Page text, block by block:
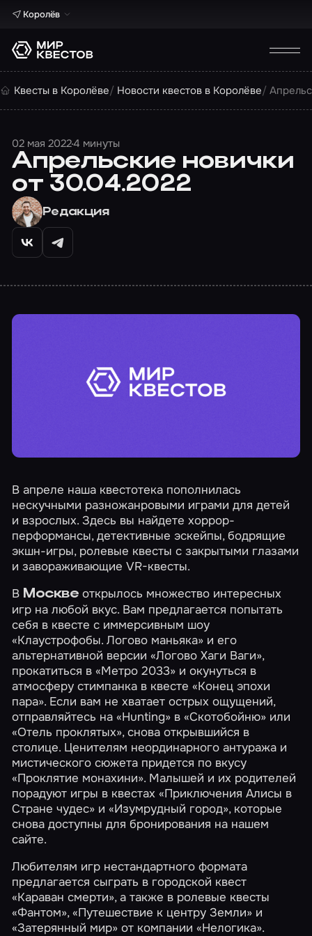
Королёв
Квесты в Королёве Новости квестов в Королёве
02 мая 20224 минуты
Апрельские новички
от 30.04.2022
Редакция
В апреле наша квестотека пополнилась
нескучными разножанровыми играми для детей
и взрослых. Здесь вы найдете хоррор-
перформансы, детективные эскейпы, бодрящие
экшн-игры, ролевые квесты с закрытыми глазами
и завораживающие VR-квесты.
В Москвеоткрылось множество интересных
игр на любой вкус. Вам предлагается попытать
себя в квесте с иммерсивным шоу
«Клаустрофобы. Логово маньяка» и его
альтернативной версии«Логово Хаги Ваги»,
прокатиться в«Метро 2033» и окунуться в
атмосферу стимпанка в квесте«Конец эпохи
пара». Если вам не хватает острых ощущений,
отправляйтесь на«Hunting» в«Скотобойню» или
«Отель проклятых», снова открывшийся в
столице. Ценителям неординарного антуража и
мистического сюжета придется по вкусу
«Проклятие монахини». Малышей и их родителей
порадуют игры в квестах«Приключения Алисы в
Стране чудес» и«Изумрудный город», которые
снова доступны для бронирования на нашем
сайте.
Любителям игр нестандартного формата
предлагается сыграть в городской квест
«Караван смерти», а также в ролевые квесты
«Фантом»,«Путешествие к центру Земли» и
«Затерянный мир» от компании «Нелогика».